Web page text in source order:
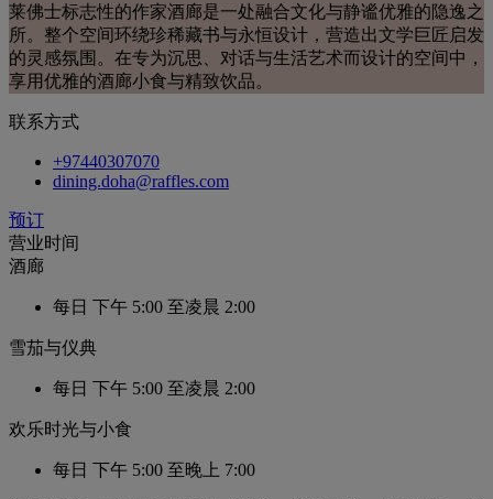
莱佛士标志性的作家酒廊是一处融合文化与静谧优雅的隐逸之
所。整个空间环绕珍稀藏书与永恒设计，营造出文学巨匠启发
的灵感氛围。在专为沉思、对话与生活艺术而设计的空间中，
享用优雅的酒廊小食与精致饮品。
联系方式
+97440307070
dining.doha@raffles.com
预订
营业时间
酒廊
每日 下午 5:00 至凌晨 2:00
雪茄与仪典
每日 下午 5:00 至凌晨 2:00
欢乐时光与小食
每日 下午 5:00 至晚上 7:00